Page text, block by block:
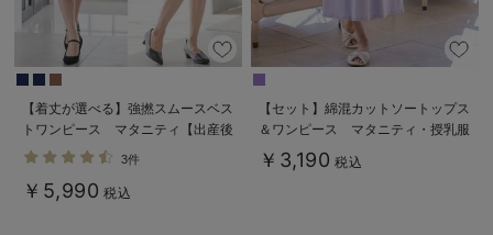
【着丈が選べる】強撚スムースベス
トワンピース マタニティ【出産後
も長く使える】
3件
￥5,990 税込
【セット】綿混カットソートップス
＆ワンピース マタニティ・授乳服
【出産後も長く使える】fairy（フェ
アリー）
￥3,190 税込